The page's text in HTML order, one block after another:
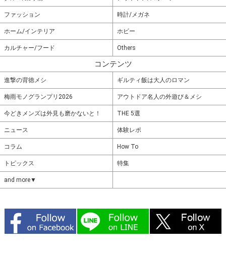
ファッション 時計/メガネ
ホーム/インテリア ホビー
カルチャー/フード Others
コンテンツ
進撃の背徳メシ ギルティ飯は大人のロマン
梅雨モノグランプリ2026 アウトドア名人の外遊び＆メシ
今どきメンズは外見も磨かないと！ THE 5選
ニュース 体験レポ
コラム How To
トピックス 特集
and more▼